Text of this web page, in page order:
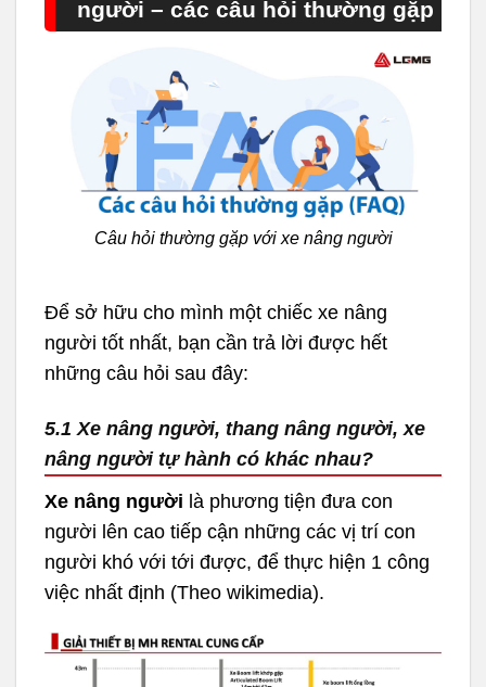
người – các câu hỏi thường gặp
Câu hỏi thường gặp với xe nâng người
Để sở hữu cho mình một chiếc xe nâng
người tốt nhất, bạn cần trả lời được hết
những câu hỏi sau đây:
5.1 Xe nâng người, thang nâng người, xe
nâng người tự hành có khác nhau?
Xe nâng người là phương tiện đưa con
người lên cao tiếp cận những các vị trí con
người khó với tới được, để thực hiện 1 công
việc nhất định (Theo wikimedia).